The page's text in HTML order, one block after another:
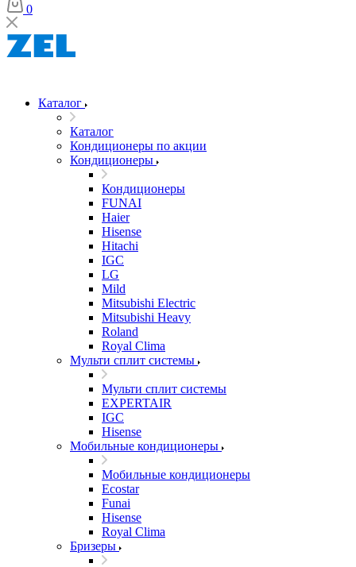
0
Каталог
Каталог
Кондиционеры по акции
Кондиционеры
Кондиционеры
FUNAI
Haier
Hisense
Hitachi
IGC
LG
Mild
Mitsubishi Electric
Mitsubishi Heavy
Roland
Royal Clima
Мульти сплит системы
Мульти сплит системы
EXPERTAIR
IGC
Hisense
Мобильные кондиционеры
Мобильные кондиционеры
Ecostar
Funai
Hisense
Royal Clima
Бризеры